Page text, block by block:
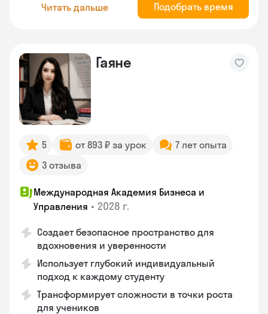
Читать дальше Подобрать время
Гаяне
5 от 893 ₽ за урок
7 лет опыта
3 отзыва
Международная Академия Бизнеса и
Управления • 2028 г.
Создает безопасное пространство для
вдохновения и уверенности
Использует глубокий индивидуальный
подход к каждому студенту
Трансформирует сложности в точки роста
для учеников